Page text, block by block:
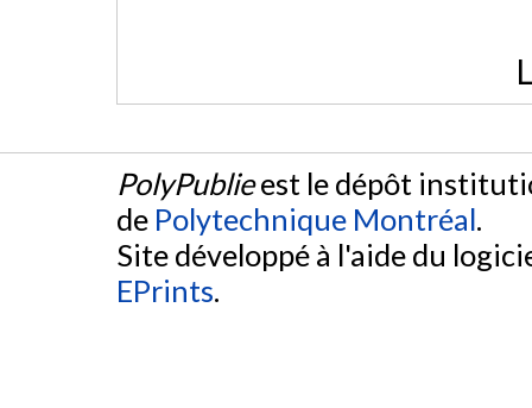
PolyPublieest le dépôt
de Polytechnique Montréal.
Site développé à l'aide du
EPrints.